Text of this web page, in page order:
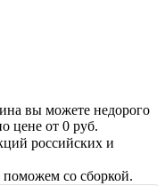
вы можете недорого
цене от 0 руб.
российских и
со сборкой.